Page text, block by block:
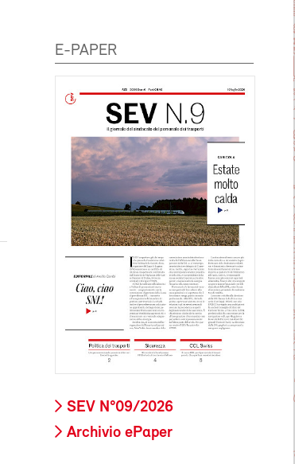
E-PAPER
SEV N°09/2026
Archivio ePaper